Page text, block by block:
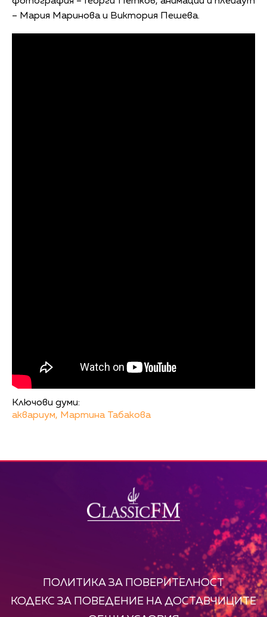
– Мария Маринова и Виктория Пешева.
Ключови думи:
аквариум, Мартина Табакова
ПОЛИТИКА ЗА ПОВЕРИТЕЛНОСТ
КОДЕКС ЗА ПОВЕДЕНИЕ НА ДОСТАВЧИЦИТЕ